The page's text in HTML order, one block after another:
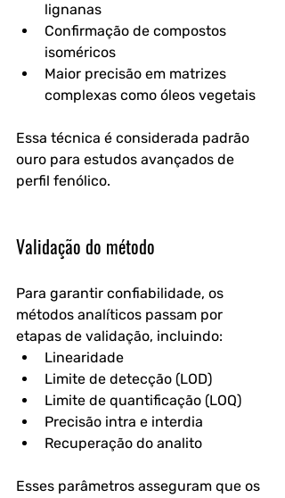
lignanas
Confirmação de compostos
isoméricos
Maior precisão em matrizes
complexas como óleos vegetais
Essa técnica é considerada padrão
ouro para estudos avançados de
perfil fenólico.
Validação do método
Para garantir confiabilidade, os
métodos analíticos passam por
etapas de validação, incluindo:
Linearidade
Limite de detecção (LOD)
Limite de quantificação (LOQ)
Precisão intra e interdia
Recuperação do analito
Esses parâmetros asseguram que os